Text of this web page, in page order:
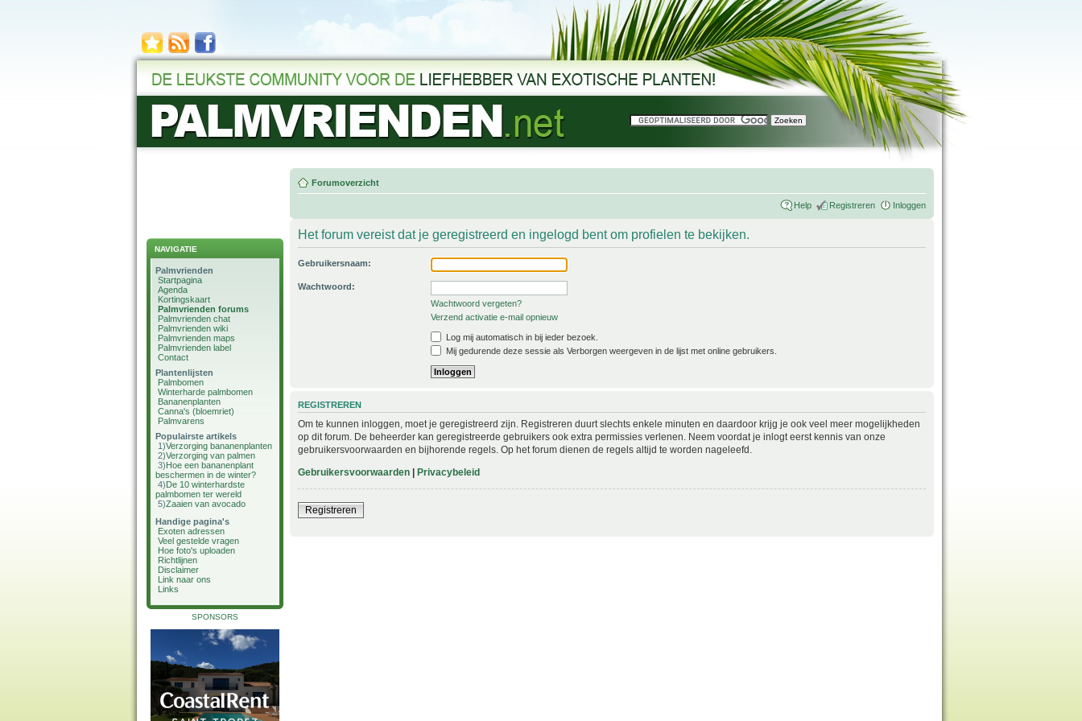
NAVIGATIE
Palmvrienden
Startpagina
Agenda
Kortingskaart
Palmvrienden forums
Palmvrienden chat
Palmvrienden wiki
Palmvrienden maps
Palmvrienden label
Contact
Plantenlijsten
Palmbomen
Winterharde palmbomen
Bananenplanten
Canna's (bloemriet)
Palmvarens
Populairste artikels
1)Verzorging bananenplanten
2)Verzorging van palmen
3)Hoe een bananenplant
beschermen in de winter?
4)De 10 winterhardste
palmbomen ter wereld
5)Zaaien van avocado
Handige pagina's
Exoten adressen
Veel gestelde vragen
Hoe foto's uploaden
Richtlijnen
Disclaimer
Link naar ons
Links
SPONSORS
Forumoverzicht
Help Registreren Inloggen
Het forum vereist dat je geregistreerd en ingelogd bent om profielen te bekijken.
Gebruikersnaam:
Wachtwoord:
Wachtwoord vergeten?
Verzend activatie e-mail opnieuw
Log mij automatisch in bij ieder bezoek.
Mij gedurende deze sessie als Verborgen weergeven in de lijst met online gebruikers.
REGISTREREN
Om te kunnen inloggen, moet je geregistreerd zijn. Registreren duurt slechts enkele minuten en daardoor krijg je ook veel meer mogelijkheden
op dit forum. De beheerder kan geregistreerde gebruikers ook extra permissies verlenen. Neem voordat je inlogt eerst kennis van onze
gebruikersvoorwaarden en bijhorende regels. Op het forum dienen de regels altijd te worden nageleefd.
Gebruikersvoorwaarden | Privacybeleid
Registreren